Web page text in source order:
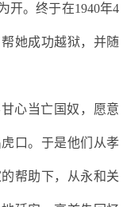
开。终于在1940年4
她成功越狱，并随
心当亡国奴，愿意
口。 于是他们从孝
帮助下，从永和关